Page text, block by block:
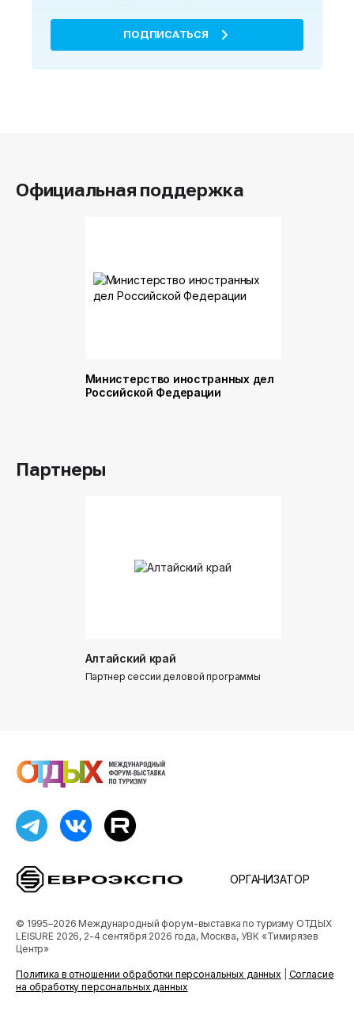
ПОДПИСАТЬСЯ
Официальная поддержка
Министерство иностранных дел
Российской Федерации
Партнеры
Алтайский край
Партнер сессии деловой программы
ОРГАНИЗАТОР
© 1995–2026 Международный форум-выставка по туризму ОТДЫХ
LEISURE 2026, 2-4 сентября 2026 года, Москва, УВК «Тимирязев
Центр»
Политика в отношении обработки персональных данных
Согласие
на обработку персональных данных